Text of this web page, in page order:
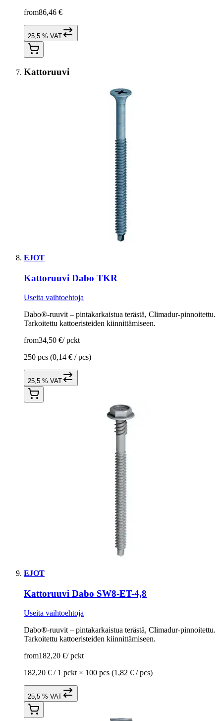
from86,46 €
25,5 % VAT
Kattoruuvi
EJOT
Kattoruuvi Dabo TKR
Useita vaihtoehtoja
Dabo®-ruuvit – pintakarkaistua terästä, Climadur-pinnoitettu.
Tarkoitettu kattoeristeiden kiinnittämiseen.
from34,50 €/ pckt
250 pcs (0,14 € / pcs)
25,5 % VAT
EJOT
Kattoruuvi Dabo SW8-ET-4,8
Useita vaihtoehtoja
Dabo®-ruuvit – pintakarkaistua terästä, Climadur-pinnoitettu.
Tarkoitettu kattoeristeiden kiinnittämiseen.
from182,20 €/ pckt
182,20 € / 1 pckt × 100 pcs (1,82 € / pcs)
25,5 % VAT